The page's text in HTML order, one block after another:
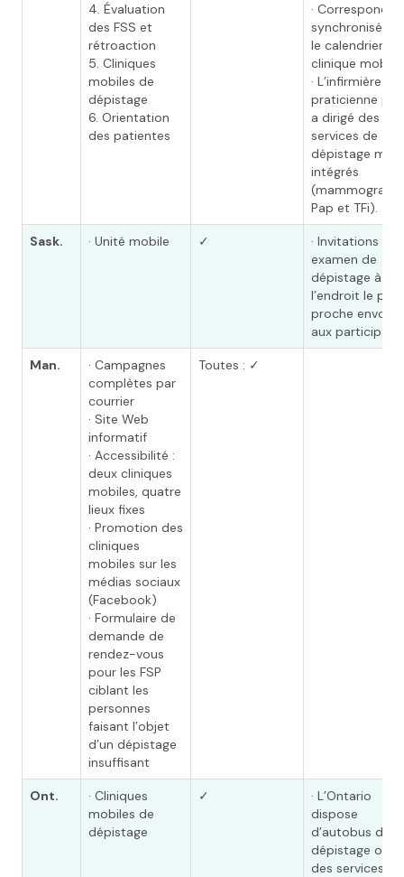
4. Évaluation
des FSS et
rétroaction
5. Cliniques
mobiles de
dépistage
6. Orientation
des patientes
·
synchronisée
le calendrier
clinique mobile
· L’infirmière
praticienne
a dirigé des
services de
dépistage
intégrés
Pap et TFi).
Sask. · Unité mobile ✓
· Invitations à
examen de
dépistage à
l’endroit le plus
proche
aux
Man.
· Campagnes
complètes par
courrier
· Site Web
informatif
· Accessibilité :
deux cliniques
mobiles, quatre
lieux fixes
· Promotion des
cliniques
mobiles sur les
médias sociaux
(Facebook)
· Formulaire de
demande de
rendez-vous
pour les FSP
ciblant les
personnes
faisant l’objet
d’un dépistage
insuffisant
Toutes : ✓
Ont.
· Cliniques
mobiles de
dépistage
✓
· L’Ontario
dispose
d’autobus de
dépistage
des services de